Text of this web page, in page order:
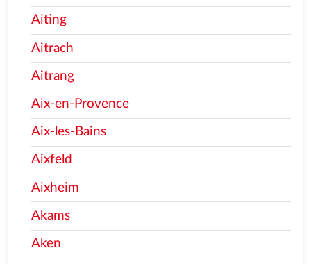
Aiting
Aitrach
Aitrang
Aix-en-Provence
Aix-les-Bains
Aixfeld
Aixheim
Akams
Aken